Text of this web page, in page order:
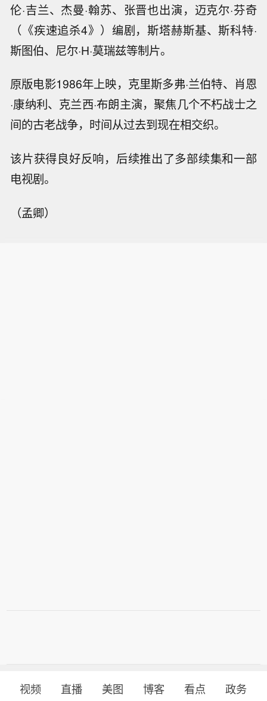
伦·吉兰、杰曼·翰苏、张晋也出演，迈克尔·芬奇
（《疾速追杀4》）编剧，斯塔赫斯基、斯科特·
斯图伯、尼尔·H·莫瑞兹等制片。
原版电影1986年上映，克里斯多弗·兰伯特、肖恩
·康纳利、克兰西·布朗主演，聚焦几个不朽战士之
间的古老战争，时间从过去到现在相交织。
该片获得良好反响，后续推出了多部续集和一部
电视剧。
（孟卿）
视频 直播 美图 博客 看点
政务